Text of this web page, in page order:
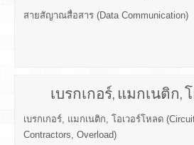
สายสัญาณสื่อสาร (Data Communication)
เบรกเกอร์, แมกเนติก,
เบรกเกอร์, แมกเนติก, โอเวอร์โหลด
Contractors, Overload)